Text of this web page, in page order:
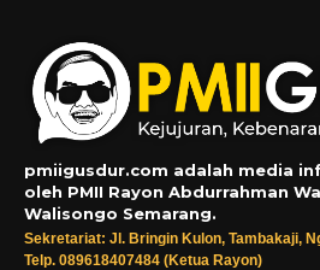
pmiigusdur.com adalah media
oleh PMII Rayon Abdurrahman
Walisongo Semarang.
Sekretariat: Jl. Bringin Kulon, Tambakaji,
Telp. 089618407484 (Ketua Rayon)